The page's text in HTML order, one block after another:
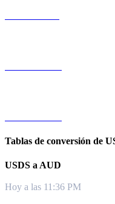
Tablas de conversión de
USDS a AUD
Hoy a las 11:36 PM